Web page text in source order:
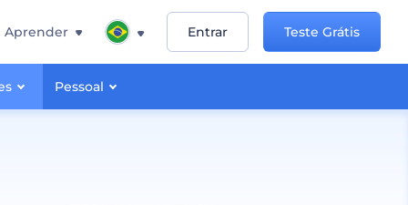
Pessoal
Aprender Entrar Teste Grátis